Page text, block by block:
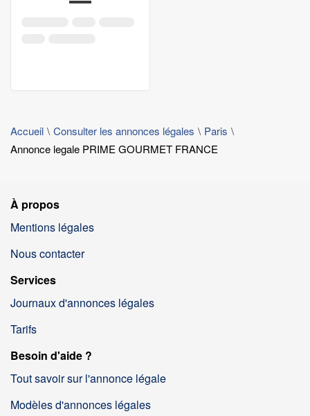
Accueil Consulter les annonces légales
Paris
Annonce legale PRIME GOURMET FRANCE
À propos
Mentions légales
Nous contacter
Services
Journaux d'annonces légales
Tarifs
Besoin d'aide ?
Tout savoir sur l'annonce légale
Modèles d'annonces légales